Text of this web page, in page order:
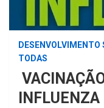
TODAS